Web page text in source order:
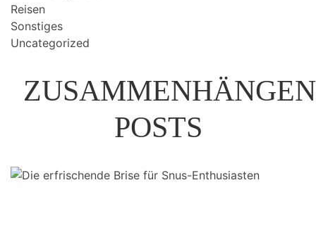
Reisen
Sonstiges
Uncategorized
POSTS